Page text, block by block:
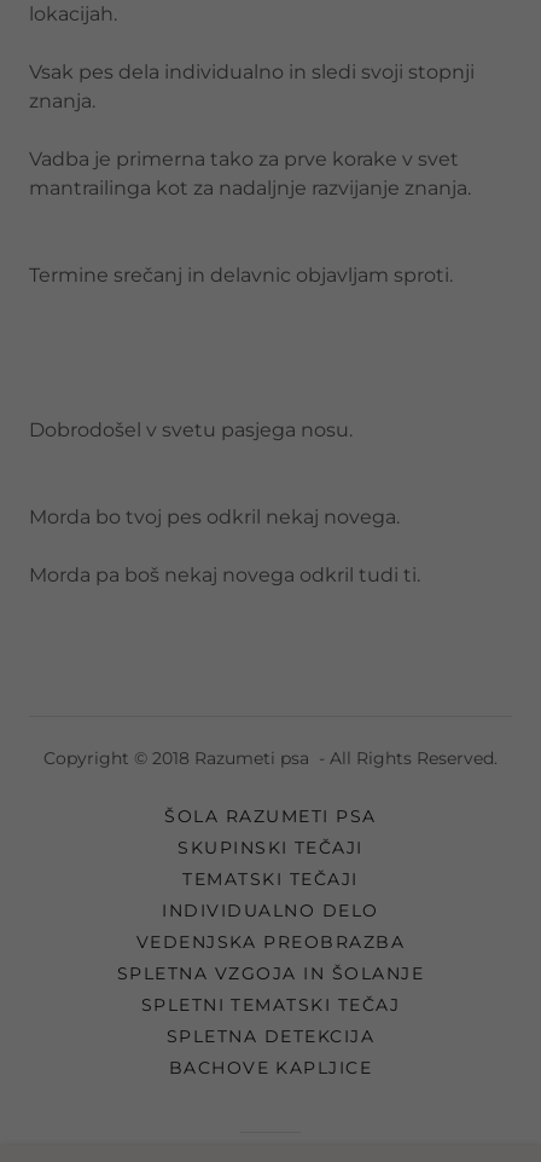
lokacijah.
Vsak pes dela individualno in sledi svoji stopnji
znanja.
Vadba je primerna tako za prve korake v svet
mantrailinga kot za nadaljnje razvijanje znanja.
Termine srečanj in delavnic objavljam sproti.
Dobrodošel v svetu pasjega nosu.
Morda bo tvoj pes odkril nekaj novega.
Morda pa boš nekaj novega odkril tudi ti.
Copyright © 2018 Razumeti psa - All Rights Reserved.
ŠOLA RAZUMETI PSA
SKUPINSKI TEČAJI
TEMATSKI TEČAJI
INDIVIDUALNO DELO
VEDENJSKA PREOBRAZBA
SPLETNA VZGOJA IN ŠOLANJE
SPLETNI TEMATSKI TEČAJ
SPLETNA DETEKCIJA
BACHOVE KAPLJICE